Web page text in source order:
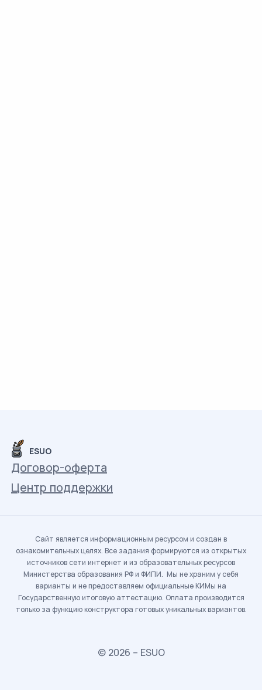
ESUO
Договор-оферта
Центр поддержки
Сайт является информационным ресурсом и создан в
ознакомительных целях. Все задания формируются из открытых
источников сети интернет и из образовательных ресурсов
Министерства образования РФ и ФИПИ. Мы не храним у себя
варианты и не предоставляем официальные КИМы на
Государственную итоговую аттестацию. Оплата производится
только за функцию конструктора готовых уникальных вариантов.
© 2026 – ESUO